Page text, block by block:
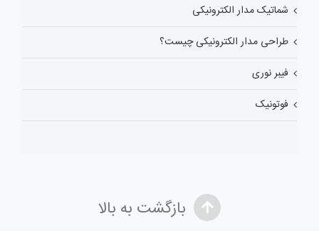
شماتیک مدار الکترونیکی
طراحی مدار الکترونیکی چیست؟
فیبر نوری
فوتونیک
بازگشت به بالا